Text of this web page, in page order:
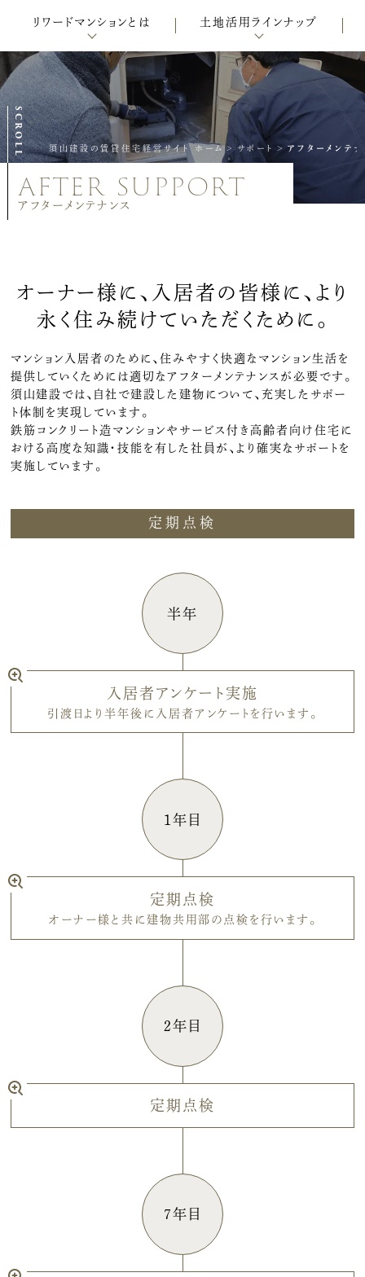
リワードマンションとは 土地活用ラインナップ
須山建設の賃貸住宅経営サイト ホーム > サポート > アフターメンテナ
SCROLL
after support
アフターメンテナンス
オーナー様に、⼊居者の皆様に、 より
永く住み続けていただくために。
マンション⼊居者のために、住みやすく快適なマンション⽣活を
提供していくためには適切なアフターメンテナンスが必要です。
須⼭建設では、⾃社で建設した建物について、充実したサポー
ト体制を実現しています。
鉄筋コンクリート造マンションやサービス付き⾼齢者向け住宅に
おける⾼度な知識・技能を有した社員が、より確実なサポートを
実施しています。
定期点検
入居者アンケート実施
引渡日より半年後に入居者アンケートを行います。
半年
定期点検
オーナー様と共に建物共用部の点検を行います。
1年目
定期点検
2年目
7年目